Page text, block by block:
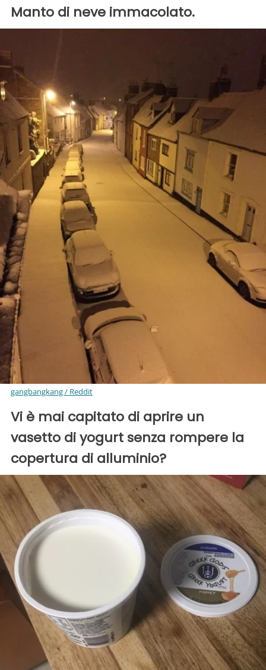
Manto di neve immacolato.
gangbangkang / Reddit
Vi è mai capitato di aprire un
vasetto di yogurt senza rompere la
copertura di alluminio?